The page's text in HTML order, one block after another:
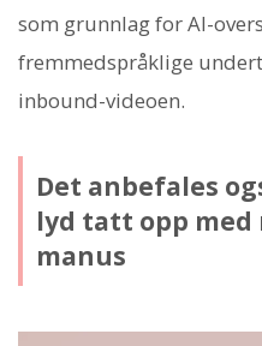
som grunnlag for AI-
fremmedspråklige
inbound-videoen.
Det anbefales
lyd tatt opp med
manus